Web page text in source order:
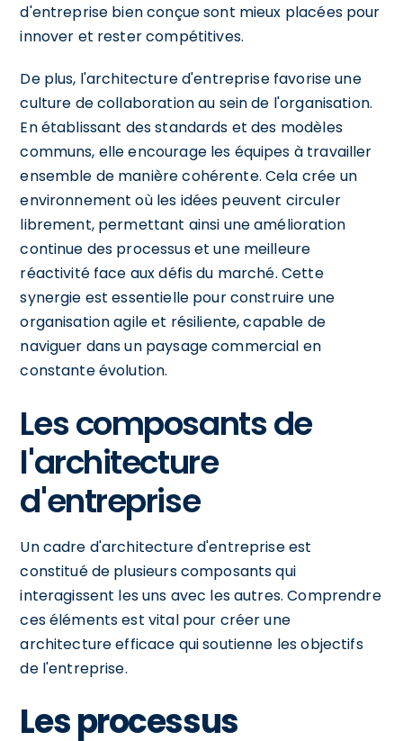
d'entreprise bien conçue sont mieux placées pour
innover et rester compétitives.
De plus, l'architecture d'entreprise favorise une
culture de collaboration au sein de l'organisation.
En établissant des standards et des modèles
communs, elle encourage les équipes à travailler
ensemble de manière cohérente. Cela crée un
environnement où les idées peuvent circuler
librement, permettant ainsi une amélioration
continue des processus et une meilleure
réactivité face aux défis du marché. Cette
synergie est essentielle pour construire une
organisation agile et résiliente, capable de
naviguer dans un paysage commercial en
constante évolution.
Les composants de
l'architecture
d'entreprise
Un cadre d'architecture d'entreprise est
constitué de plusieurs composants qui
interagissent les uns avec les autres. Comprendre
ces éléments est vital pour créer une
architecture efficace qui soutienne les objectifs
de l'entreprise.
Les processus